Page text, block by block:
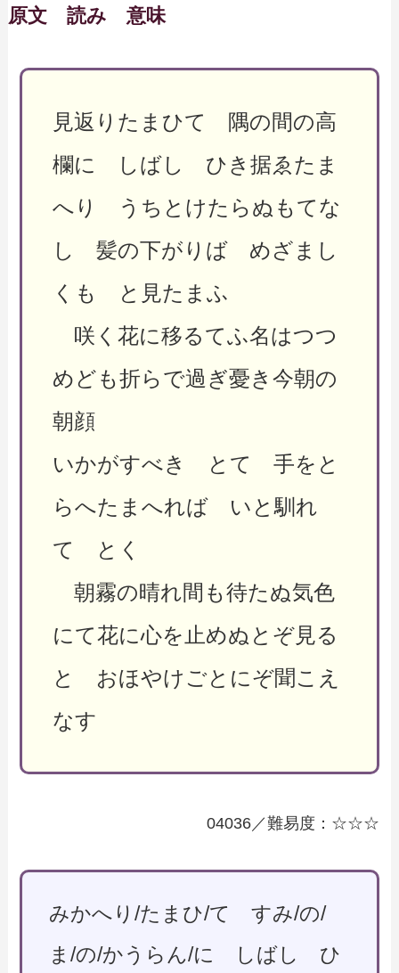
原文 読み 意味
見返りたまひて 隅の間の高
欄に しばし ひき据ゑたま
へり うちとけたらぬもてな
し 髪の下がりば めざまし
くも と見たまふ
咲く花に移るてふ名はつつ
めども折らで過ぎ憂き今朝の
朝顔
いかがすべき とて 手をと
らへたまへれば いと馴れ
て とく
朝霧の晴れ間も待たぬ気色
にて花に心を止めぬとぞ見る
と おほやけごとにぞ聞こえ
なす
04036／難易度：☆☆☆
みかへり/たまひ/て すみ/の/
ま/の/かうらん/に しばし ひ